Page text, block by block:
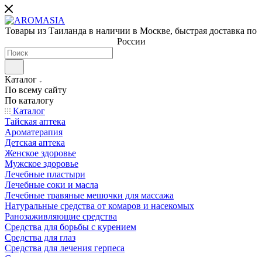
Товары из Таиланда в наличии в Москве, быстрая доставка по
России
Каталог
По всему сайту
По каталогу
Каталог
Тайская аптека
Ароматерапия
Детская аптека
Женское здоровье
Мужское здоровье
Лечебные пластыри
Лечебные соки и масла
Лечебные травяные мешочки для массажа
Натуральные средства от комаров и насекомых
Ранозаживляющие средства
Средства для борьбы с курением
Средства для глаз
Средства для лечения герпеса